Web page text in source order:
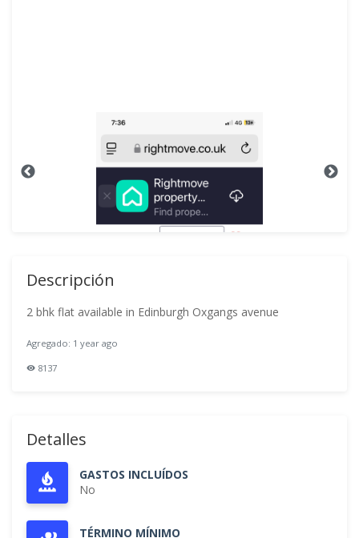
Descripción
2 bhk flat available in Edinburgh Oxgangs avenue
Agregado: 1 year ago
8137
Detalles
GASTOS INCLUÍDOS
No
TÉRMINO MÍNIMO